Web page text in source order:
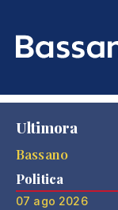
Ultimora
Bassano
Politica
07 ago 2026